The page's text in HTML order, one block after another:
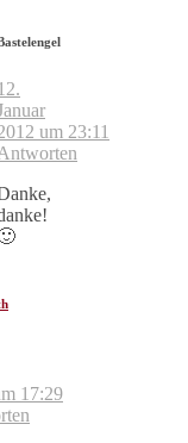
12.
um 23:11
17:29